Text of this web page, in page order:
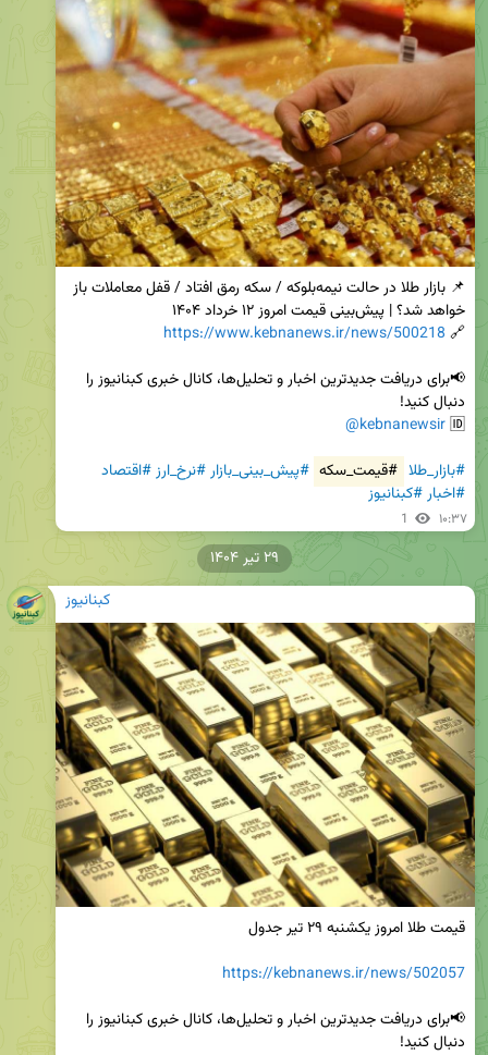
🔗
https://www.kebnanews.ir/news/500218
🆔
@kebnanewsir
#بازار_طلا #قیمت_سکه #پیش_بینی_بازار#نرخ_ارز#اقتصاد
#اخبار#کبنانیوز
1 ۱۰:۳۷
کبنانیوز
https://kebnanews.ir/news/502057
۲۹ تیر ۱۴۰۴